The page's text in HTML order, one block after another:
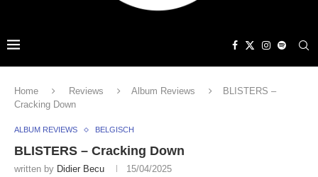
Home Reviews Album Reviews
BLISTERS –
Cracking Down
ALBUM REVIEWS BELGISCH
BLISTERS – Cracking Down
written by Didier Becu 15/04/2025